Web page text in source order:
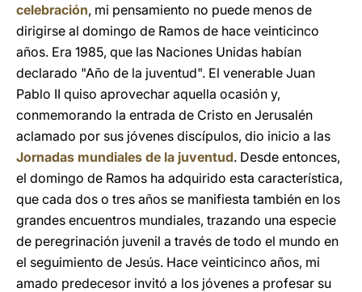
celebración, mi pensamiento no puede menos de
dirigirse al domingo de Ramos de hace veinticinco
años. Era 1985, que las Naciones Unidas habían
declarado "Año de la juventud". El venerable Juan
Pablo II quiso aprovechar aquella ocasión y,
conmemorando la entrada de Cristo en Jerusalén
aclamado por sus jóvenes discípulos, dio inicio a las
Jornadas mundiales de la juventud. Desde entonces,
el domingo de Ramos ha adquirido esta característica,
que cada dos o tres años se manifiesta también en los
grandes encuentros mundiales, trazando una especie
de peregrinación juvenil a través de todo el mundo en
el seguimiento de Jesús. Hace veinticinco años, mi
amado predecesor invitó a los jóvenes a profesar su